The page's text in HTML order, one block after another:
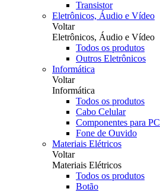
Transistor
Eletrônicos, Áudio e Vídeo
Voltar
Eletrônicos, Áudio e Vídeo
Todos os produtos
Outros Eletrônicos
Informática
Voltar
Informática
Todos os produtos
Cabo Celular
Componentes para PC
Fone de Ouvido
Materiais Elétricos
Voltar
Materiais Elétricos
Todos os produtos
Botão